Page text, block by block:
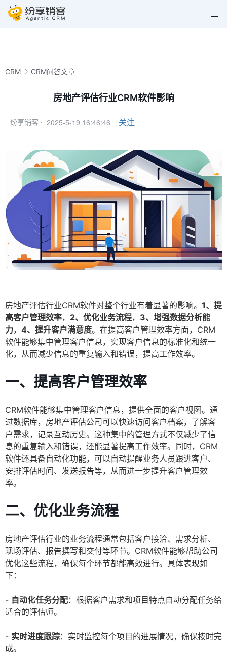
CRM CRM问答文章
房地产评估行业CRM软件影响
纷享销客 · 2025-5-19 16:46:46 关注
房地产评估行业CRM软件对整个行业有着显著的影响。 1、提
高客户管理效率， 2、优化业务流程， 3、增强数据分析能
力， 4、提升客户满意度。在提高客户管理效率方面，CRM
软件能够集中管理客户信息，实现客户信息的标准化和统一
化，从而减少信息的重复输入和错误，提高工作效率。
一、提高客户管理效率
CRM软件能够集中管理客户信息，提供全面的客户视图。通
过数据库，房地产评估公司可以快速访问客户档案，了解客
户需求，记录互动历史。这种集中的管理方式不仅减少了信
息的重复输入和错误，还能显著提高工作效率。同时，CRM
软件还具备自动化功能，可以自动提醒业务人员跟进客户、
安排评估时间、发送报告等，从而进一步提升客户管理效
率。
二、优化业务流程
房地产评估行业的业务流程通常包括客户接洽、需求分析、
现场评估、报告撰写和交付等环节。CRM软件能够帮助公司
优化这些流程，确保每个环节都能高效进行。具体表现如
下：
- 自动化任务分配：根据客户需求和项目特点自动分配任务给
适合的评估师。
- 实时进度跟踪：实时监控每个项目的进展情况，确保按时完
成。